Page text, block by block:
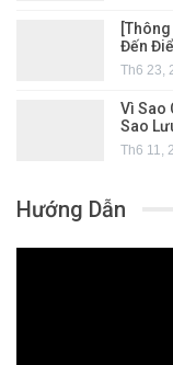
Đến
Th6 23,
Vì Sao
Sao
Th6 11,
Hướng Dẫn